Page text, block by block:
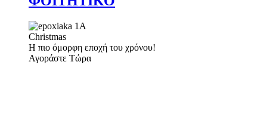
Christmas
Η πιο όμορφη εποχή του χρόνου!
Αγοράστε Τώρα